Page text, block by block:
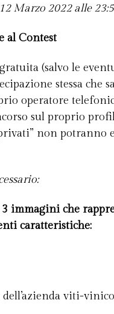
Marzo 2022 alle
al Contest
(salvo le
stessa che
operatore
sul proprio
non potranno
3 immagini che
caratteristiche:
viti-